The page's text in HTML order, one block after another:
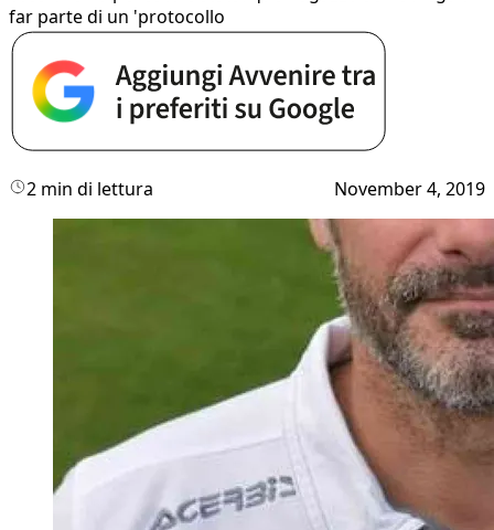
far parte di un 'protocollo
2 min di lettura November 4, 2019